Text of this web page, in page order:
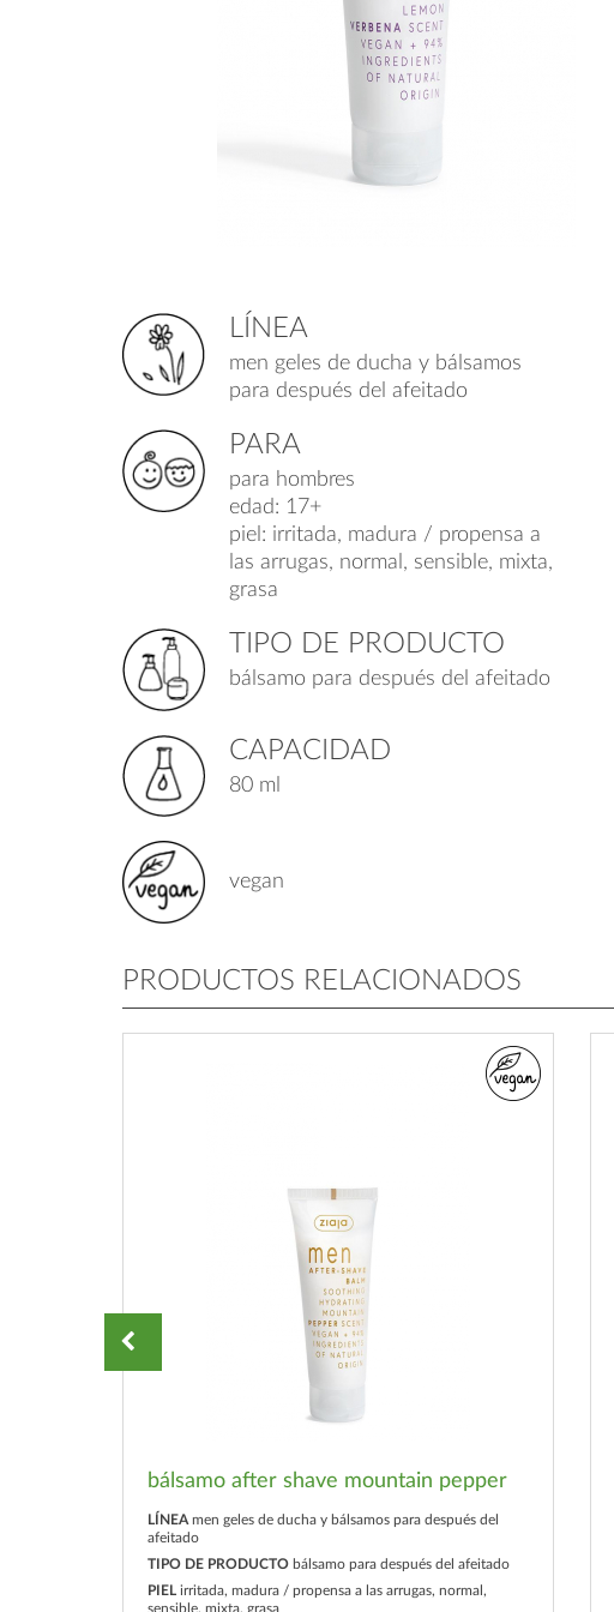
LÍNEA
men geles de ducha y bálsamos
para después del afeitado
PARA
para hombres
edad: 17+
piel: irritada, madura / propensa a
las arrugas, normal, sensible, mixta,
grasa
TIPO DE PRODUCTO
bálsamo para después del afeitado
CAPACIDAD
80 ml
vegan
PRODUCTOS RELACIONADOS
bálsamo after shave mountain pepper
LÍNEA men geles de ducha y bálsamos para después del
afeitado
TIPO DE PRODUCTO bálsamo para después del afeitado
PIEL irritada, madura / propensa a las arrugas, normal,
sensible, mixta, grasa